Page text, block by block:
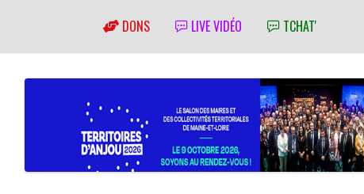
DONS LIVE VIDÉO TCHAT'